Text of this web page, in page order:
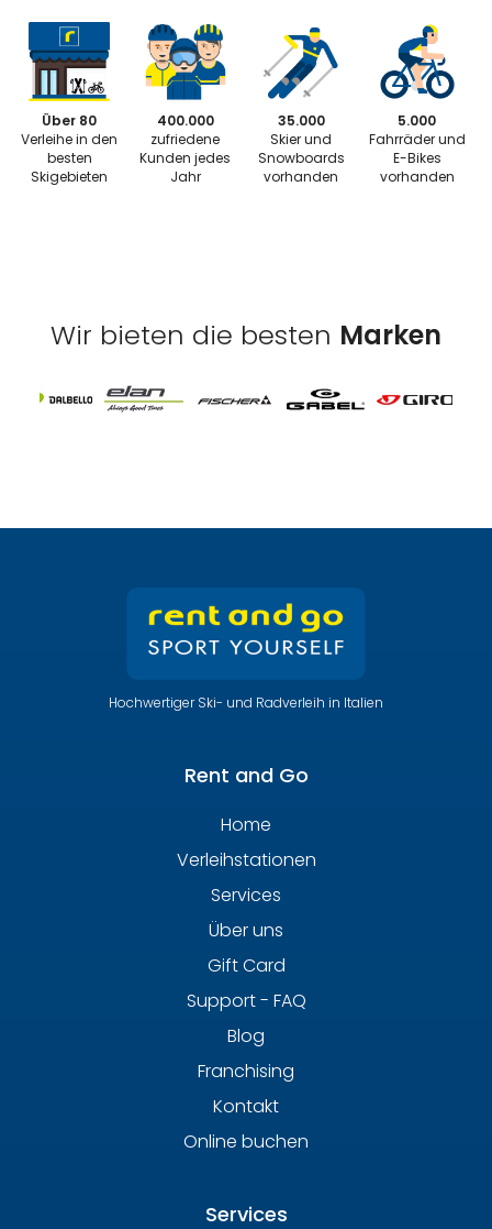
Über 80
Verleihe in den
besten
Skigebieten
400.000
zufriedene
Kunden jedes
Jahr
35.000
Skier und
Snowboards
vorhanden
5.000
Fahrräder und
E-Bikes
vorhanden
Wir bieten die besten Marken
Hochwertiger Ski- und Radverleih in Italien
Rent and Go
Home
Verleihstationen
Services
Über uns
Gift Card
Support - FAQ
Blog
Franchising
Kontakt
Online buchen
Services